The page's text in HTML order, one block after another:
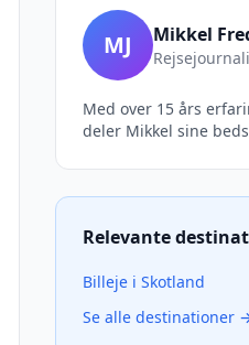
MJ Mikkel
Med over 15 års
deler Mikkel sine
Relevante
Billeje i Skotland
Se alle destinationer